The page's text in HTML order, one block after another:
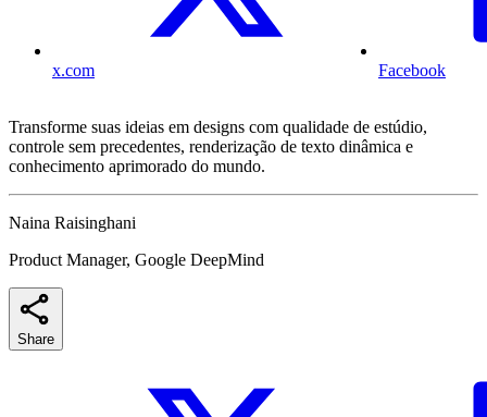
x.com Facebook
Transforme suas ideias em designs com qualidade de estúdio,
controle sem precedentes, renderização de texto dinâmica e
conhecimento aprimorado do mundo.
Naina Raisinghani
Product Manager, Google DeepMind
Share